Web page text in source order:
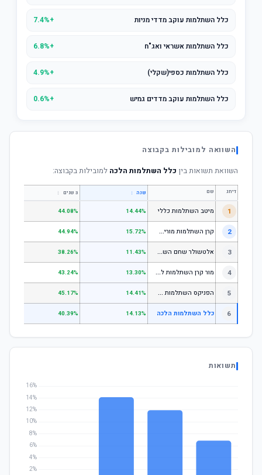
כלל השתלמות עוקב מדדי מניות +7.4%
כלל השתלמות אשראי ואג"ח +6.8%
כלל השתלמות כספי(שקלי) +4.9%
כלל השתלמות עוקב מדדים גמיש +0.6%
השוואה למובילות בקבוצה
השוואת תשואות בין כלל השתלמות הלכה למובילות בקבוצה:
דירוג שם שנה ↕ 3 שנים ↕
1 מיטב השתלמות כללי 14.44%
44.08%
2 ק
רן השתלמות מורים וגננות המסלול הרגיל - מסלול כללי 15.72%
44.94%
3 א
לטשולר שחם השתלמות כללי 11.43%
38.26%
4 מ
ור קרן השתלמות לשכירים ולעצמאים - כללי 13.30%
43.24%
5 ה
פניקס השתלמות כללי 14.41%
45.17%
6 כלל השתלמות הלכה 14.13%
40.39%
תשואות